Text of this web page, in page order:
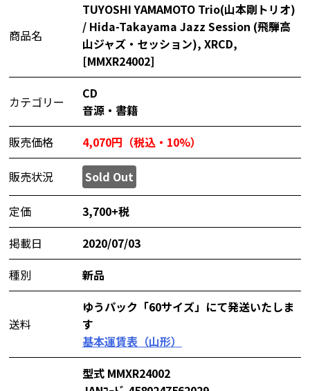
商品名
TUYOSHI YAMAMOTO Trio(山本剛トリオ)
/ Hida-Takayama Jazz Session (飛騨高
山ジャズ・セッション), XRCD,
[MMXR24002]
カテゴリー
CD
音源・書籍
販売価格
4,070円（税込・10%）
販売状況 Sold Out
定価
3,700+税
掲載日
2020/07/03
種別
新品
送料
ゆうパック「60サイズ」にて発送いたしま
す
基本運賃表（山形）
型式 MMXR24002